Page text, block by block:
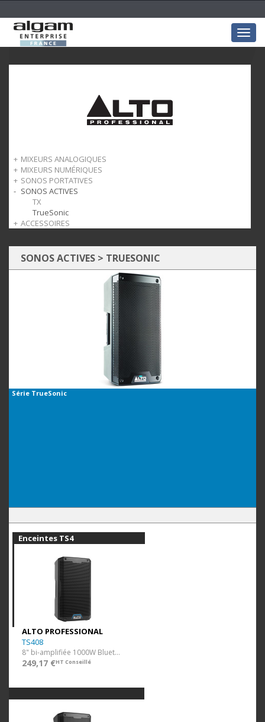
MIXEURS ANALOGIQUES
TrueMix
MIXEURS NUMÉRIQUES
TMD
SONOS PORTATIVES
Busker
Uber
SONOS ACTIVES
TX
TrueSonic
ACCESSOIRES
Sans fil
SONOS ACTIVES > TRUESONIC
Série TrueSonic
Enceintes TS4
ALTO PROFESSIONAL
TS408
8" bi-amplifiée 1000W Bluetooth
249,17 €HT Conseillé